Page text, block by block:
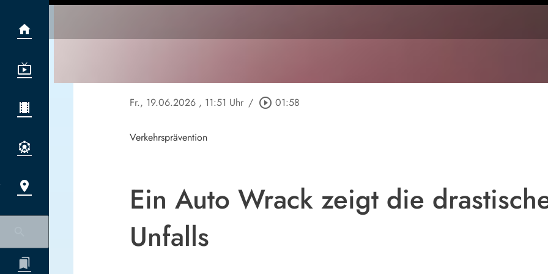
Fr., 19.06.2026 , 11:51 Uhr / play_circle_outline 01:58
Verkehrsprävention
Ein Auto Wrack zeigt die
Unfalls